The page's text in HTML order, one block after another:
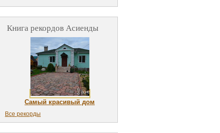
Книга рекордов Асиенды
Самый красивый дом
Все рекорды